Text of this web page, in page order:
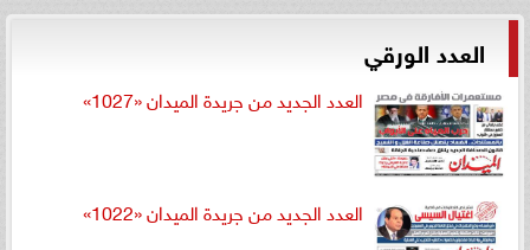
العدد الورقي
العدد الجديد من جريدة الميدان «1027»
العدد الجديد من جريدة الميدان «1022»